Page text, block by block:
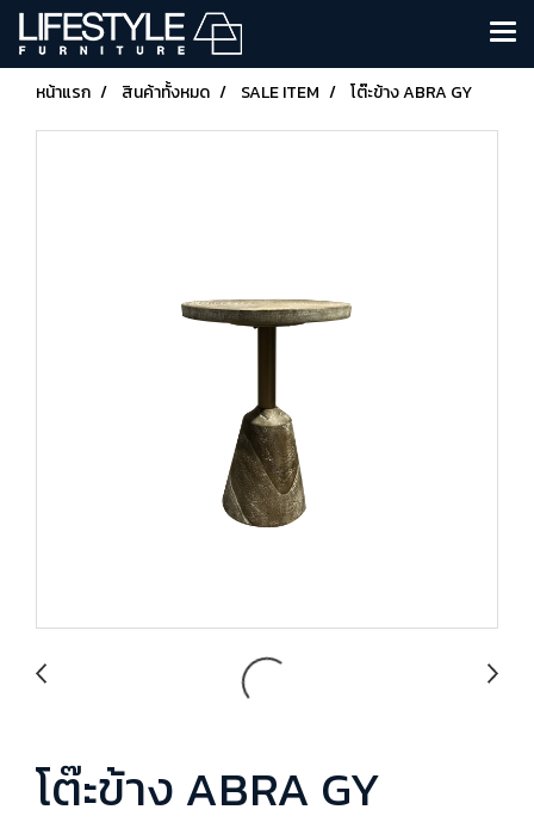
หน้าแรก สินค้าทั้งหมด SALE ITEM โต๊ะข้าง ABRA GY
โต๊ะข้าง ABRA GY